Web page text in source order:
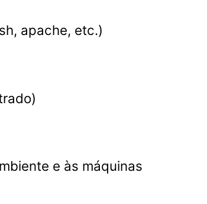
apache, etc.)
e às máquinas